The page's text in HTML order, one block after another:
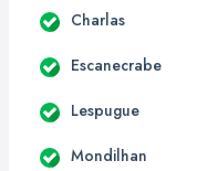
Charlas
Escanecrabe
Lespugue
Mondilhan